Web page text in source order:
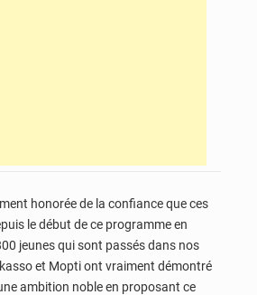
honorée de la confiance que ces
le début de ce programme en
jeunes qui sont passés dans nos
et Mopti ont vraiment démontré
ambition noble en proposant ce